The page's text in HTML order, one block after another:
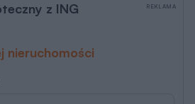
z ING
nieruchomości
REKLAMA